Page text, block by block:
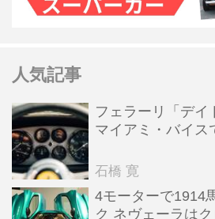
人気記事
フェラーリ「デイ
マイアミ・バイス
石橋 寛
4モーターで1914
ク ネヴェーラは